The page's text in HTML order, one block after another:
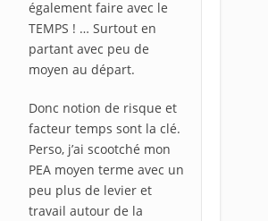
également faire avec le
TEMPS ! … Surtout en
partant avec peu de
moyen au départ.
Donc notion de risque et
facteur temps sont la clé.
Perso, j’ai scootché mon
PEA moyen terme avec un
peu plus de levier et
travail autour de la